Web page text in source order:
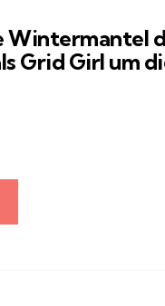
Wintermantel
Grid Girl um